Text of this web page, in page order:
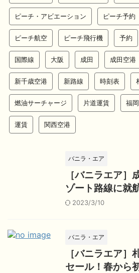
ピーチ・アビエーション ピーチ予約
ピーチ航空 ピーチ飛行機 予約
国際線 大阪 成田 成田空港
新千歳空港 新路線 時刻表
燃油サーチャージ 片道運賃 福岡
運賃 関西空港
バニラ・エア
［バニラエア］
ゾート路線に就
2023/3/10
バニラ・エア
［バニラエア］
セール！春から